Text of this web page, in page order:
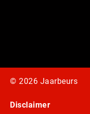
© 2026 Jaarbeurs
Disclaimer